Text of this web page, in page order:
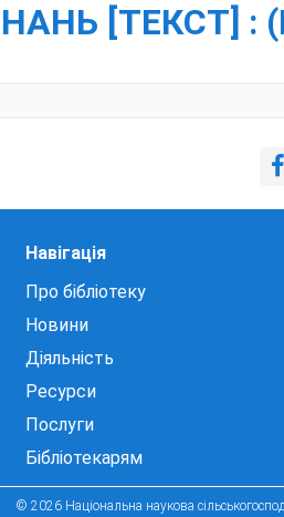
[ТЕКСТ] :
Навігація
Про бібліотеку
Новини
Діяльність
Ресурси
Послуги
Бібліотекарям
© 2026 Національна наукова